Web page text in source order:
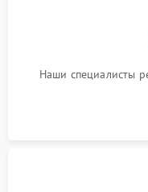
Наши специалисты